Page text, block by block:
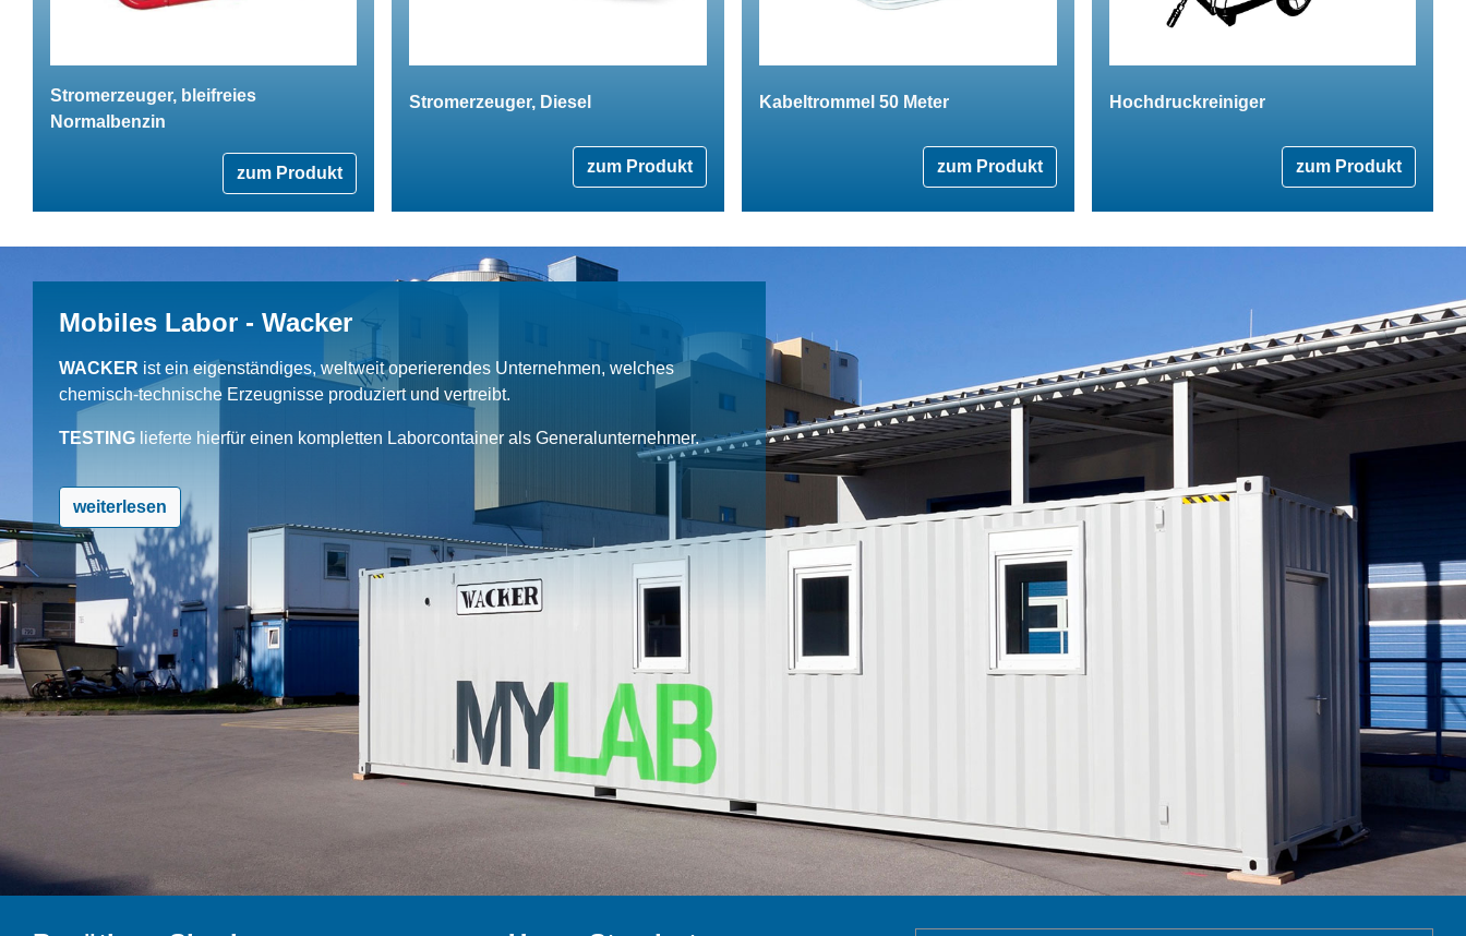
Stromerzeuger, bleifreies
Normalbenzin
zum Produkt
Stromerzeuger, Diesel
zum Produkt
Kabeltrommel 50 Meter
zum Produkt
Hochdruckreiniger
zum Produkt
Mobiles Labor - Wacker
WACKER ist ein eigenständiges, weltweit operierendes Unternehmen, welches
chemisch-technische Erzeugnisse produziert und vertreibt.
TESTING lieferte hierfür einen kompletten Laborcontainer als Generalunternehmer.
weiterlesen